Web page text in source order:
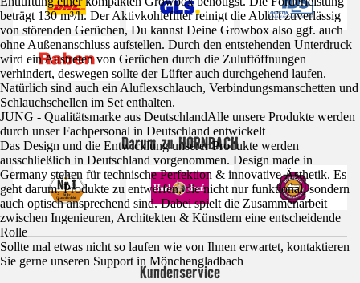
beträgt 130 m³/h. Der Aktivkohlefilter reinigt die Abluft zuverlässig
von störenden Gerüchen, Du kannst Deine Growbox also ggf. auch
ohne Außenanschluss aufstellen. Durch den entstehenden Unterdruck
wird ein Austreten von Gerüchen durch die Zuluftöffnungen
verhindert, deswegen sollte der Lüfter auch durchgehend laufen.
Natürlich sind auch ein Aluflexschlauch, Verbindungsmanschetten und
Schlauchschellen im Set enthalten.
JUNG - Qualitätsmarke aus DeutschlandAlle unsere Produkte werden
durch unser Fachpersonal in Deutschland entwickelt
Das Design und die Entwicklung unserer Produkte werden
ausschließlich in Deutschland vorgenommen. Design made in
Germany stehen für technische Perfektion & innovative Ästhetik. Es
geht darum, Produkte zu entwerfen, die nicht nur funktional, sondern
auch optisch ansprechend sind. Dabei spielt die Zusammenarbeit
zwischen Ingenieuren, Architekten & Künstlern eine entscheidende
Rolle
Sollte mal etwas nicht so laufen wie von Ihnen erwartet, kontaktieren
Sie gerne unseren Support in Mönchengladbach
Darum zu HORNBACH
Kundenservice